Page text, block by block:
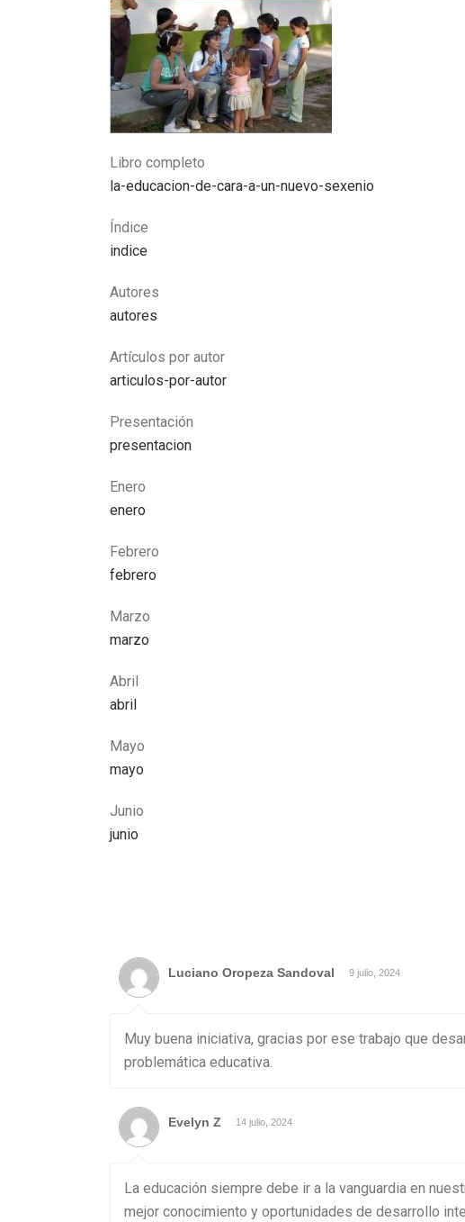
Libro completo
la-educacion-de-cara-a-un-nuevo-sexenio
Índice
indice
Autores
autores
Artículos por autor
articulos-por-autor
Presentación
presentacion
Enero
enero
Febrero
febrero
Marzo
marzo
Abril
abril
Mayo
mayo
Junio
junio
Luciano Oropeza Sandoval 9 julio, 2024
Muy buena iniciativa, gracias por ese trabajo que
problemática educativa.
Evelyn Z 14 julio, 2024
La educación siempre debe ir a la vanguardia en
mejor conocimiento y oportunidades de desarrollo